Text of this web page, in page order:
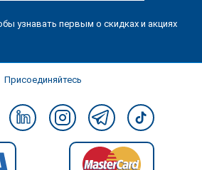
узнавать первым о скидках и акциях
Присоединяйтесь